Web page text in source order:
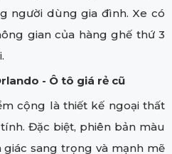
người dùng gia đình. Xe có
gian của hàng ghế thứ 3
- Ô tô giá rẻ cũ
cộng là thiết kế ngoại thất
Đặc biệt, phiên bản màu
sang trọng và mạnh mẽ